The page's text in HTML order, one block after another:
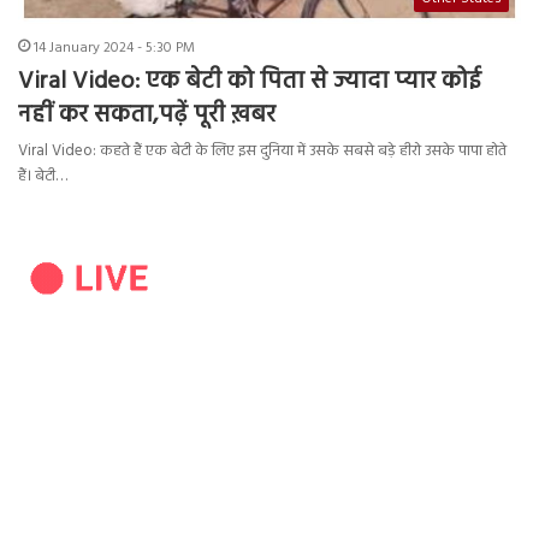
14 January 2024 - 5:30 PM
Viral Video: एक बेटी को पिता से ज्यादा प्यार कोई
नहीं कर सकता,पढ़ें पूरी ख़बर
Viral Video: कहते हैं एक बेटी के लिए इस दुनिया में उसके सबसे बड़े हीरो उसके पापा होते
हैं। बेटी…